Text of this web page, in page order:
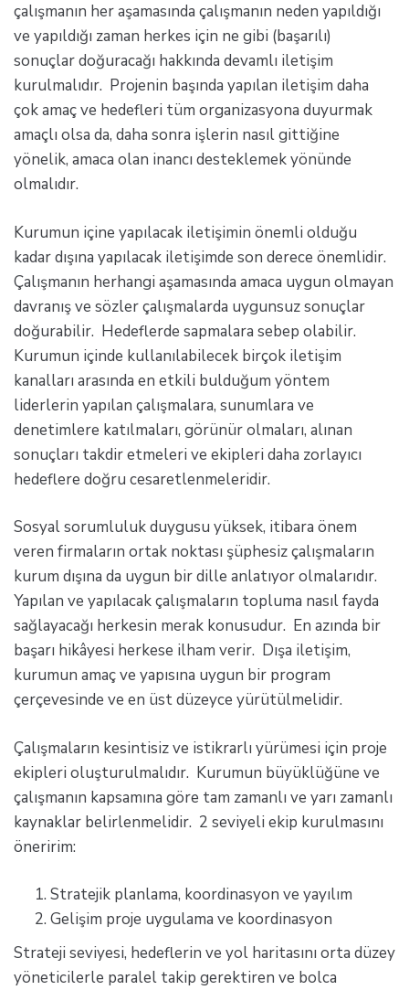
çalışmanın her aşamasında çalışmanın neden yapıldığı
ve yapıldığı zaman herkes için ne gibi (başarılı)
sonuçlar doğuracağı hakkında devamlı iletişim
kurulmalıdır. Projenin başında yapılan iletişim daha
çok amaç ve hedefleri tüm organizasyona duyurmak
amaçlı olsa da, daha sonra işlerin nasıl gittiğine
yönelik, amaca olan inancı desteklemek yönünde
olmalıdır.
Kurumun içine yapılacak iletişimin önemli olduğu
kadar dışına yapılacak iletişimde son derece önemlidir.
Çalışmanın herhangi aşamasında amaca uygun olmayan
davranış ve sözler çalışmalarda uygunsuz sonuçlar
doğurabilir. Hedeflerde sapmalara sebep olabilir.
Kurumun içinde kullanılabilecek birçok iletişim
kanalları arasında en etkili bulduğum yöntem
liderlerin yapılan çalışmalara, sunumlara ve
denetimlere katılmaları, görünür olmaları, alınan
sonuçları takdir etmeleri ve ekipleri daha zorlayıcı
hedeflere doğru cesaretlenmeleridir.
Sosyal sorumluluk duygusu yüksek, itibara önem
veren firmaların ortak noktası şüphesiz çalışmaların
kurum dışına da uygun bir dille anlatıyor olmalarıdır.
Yapılan ve yapılacak çalışmaların topluma nasıl fayda
sağlayacağı herkesin merak konusudur. En azında bir
başarı hikâyesi herkese ilham verir. Dışa iletişim,
kurumun amaç ve yapısına uygun bir program
çerçevesinde ve en üst düzeyce yürütülmelidir.
Çalışmaların kesintisiz ve istikrarlı yürümesi için proje
ekipleri oluşturulmalıdır. Kurumun büyüklüğüne ve
çalışmanın kapsamına göre tam zamanlı ve yarı zamanlı
kaynaklar belirlenmelidir. 2 seviyeli ekip kurulmasını
öneririm:
Stratejik planlama, koordinasyon ve yayılım
Gelişim proje uygulama ve koordinasyon
Strateji seviyesi, hedeflerin ve yol haritasını orta düzey
yöneticilerle paralel takip gerektiren ve bolca